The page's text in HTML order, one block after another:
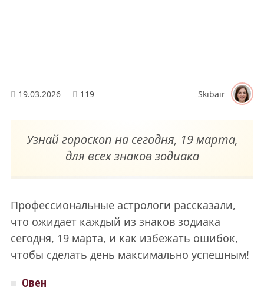
19.03.2026 119 Skibair
Узнай гороскоп на сегодня, 19 марта,
для всех знаков зодиака
Профессиональные астрологи рассказали,
что ожидает каждый из знаков зодиака
сегодня, 19 марта, и как избежать ошибок,
чтобы сделать день максимально успешным!
Овен